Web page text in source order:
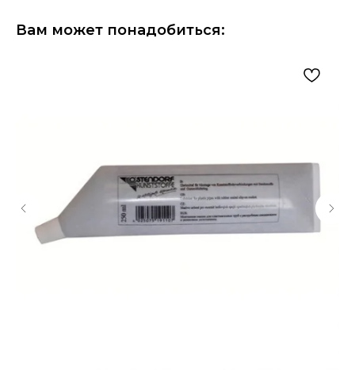
Вам может понадобиться: